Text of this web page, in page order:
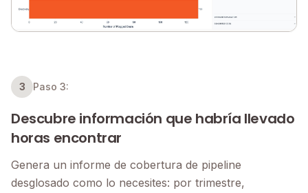
3 Paso 3:
Descubre información que habría llevado
horas encontrar
Genera un informe de cobertura de pipeline
desglosado como lo necesites: por trimestre,